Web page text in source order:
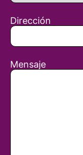
Dirección
Mensaje